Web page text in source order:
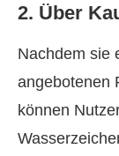
2. Über
Nachdem sie
angebotenen
können